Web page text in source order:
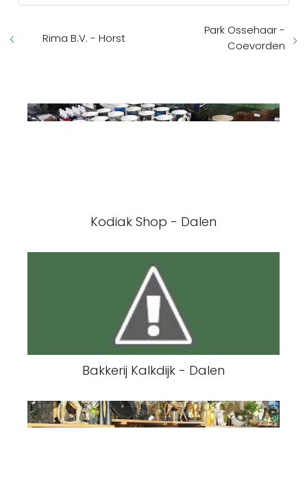
Rima B.V. - Horst
Park Ossehaar -
Coevorden
Kodiak Shop - Dalen
Bakkerij Kalkdijk - Dalen